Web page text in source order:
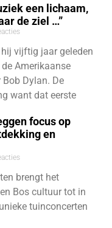
een lichaam,
de ziel …”
hij vijftig jaar geleden
Amerikaanse
Dylan. De
want dat eerste
focus op
en
brengt het
Bos cultuur tot in
tuinconcerten